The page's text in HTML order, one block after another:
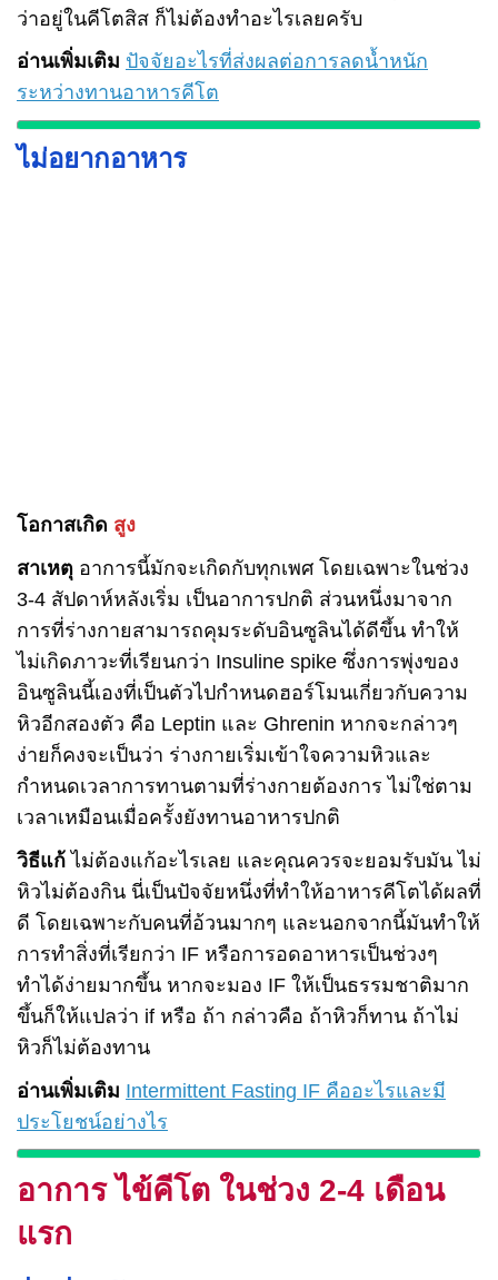
ว่าอยู่ในคีโตสิส ก็ไม่ต้องทำอะไรเลยครับ
อ่านเพิ่มเติม ปัจจัยอะไรที่ส่งผลต่อการลดน้ำหนัก
ระหว่างทานอาหารคีโต
ไม่อยากอาหาร
โอกาสเกิด สูง
สาเหตุ อาการนี้มักจะเกิดกับทุกเพศ โดยเฉพาะในช่วง
3-4 สัปดาห์หลังเริ่ม เป็นอาการปกติ ส่วนหนึ่งมาจาก
การที่ร่างกายสามารถคุมระดับอินซูลินได้ดีขึ้น ทำให้
ไม่เกิดภาวะที่เรียนกว่า Insuline spike ซึ่งการพุ่งของ
อินซูลินนี้เองที่เป็นตัวไปกำหนดฮอร์โมนเกี่ยวกับความ
หิวอีกสองตัว คือ Leptin และ Ghrenin หากจะกล่าวๆ
ง่ายก็คงจะเป็นว่า ร่างกายเริ่มเข้าใจความหิวและ
กำหนดเวลาการทานตามที่ร่างกายต้องการ ไม่ใช่ตาม
เวลาเหมือนเมื่อครั้งยังทานอาหารปกติ
วิธีแก้ ไม่ต้องแก้อะไรเลย และคุณควรจะยอมรับมัน ไม่
หิวไม่ต้องกิน นี่เป็นปัจจัยหนึ่งที่ทำให้อาหารคีโตได้ผลที่
ดี โดยเฉพาะกับคนที่อ้วนมากๆ และนอกจากนี้มันทำให้
การทำสิ่งที่เรียกว่า IF หรือการอดอาหารเป็นช่วงๆ
ทำได้ง่ายมากขึ้น หากจะมอง IF ให้เป็นธรรมชาติมาก
ขึ้นก็ให้แปลว่า if หรือ ถ้า กล่าวคือ ถ้าหิวก็ทาน ถ้าไม่
หิวก็ไม่ต้องทาน
อ่านเพิ่มเติม Intermittent Fasting IF คืออะไรและมี
ประโยชน์อย่างไร
อาการ ไข้คีโต ในช่วง 2-4 เดือน
แรก